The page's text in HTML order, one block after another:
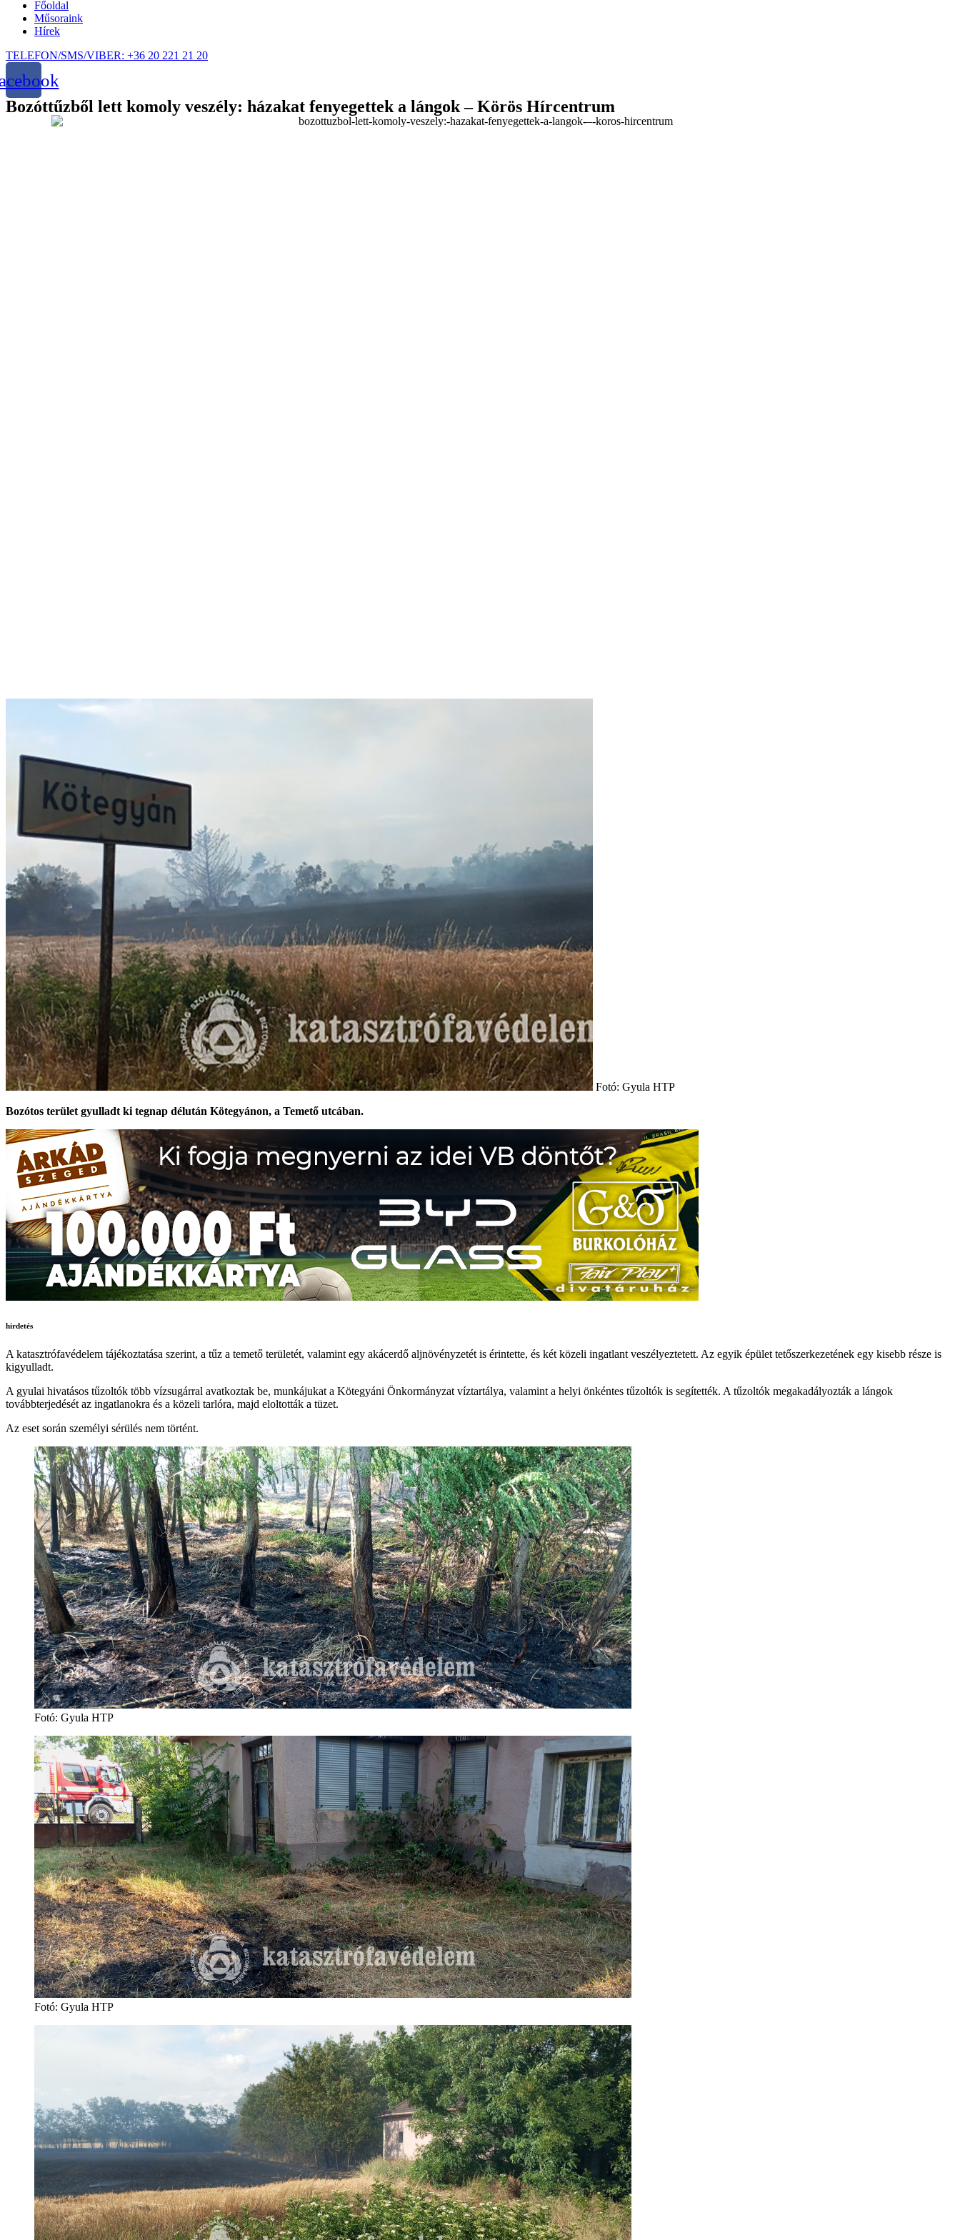
Főoldal
Műsoraink
Hírek
TELEFON/SMS/VIBER: +36 20 221 21 20
Bozóttűzből lett komoly veszély: házakat fenyegettek a lángok – Körös Hírcentrum
Fotó: Gyula HTP
Bozótos terület gyulladt ki tegnap délután Kötegyánon, a Temető utcában.
hirdetés
A katasztrófavédelem tájékoztatása szerint, a tűz a temető területét, valamint egy akácerdő aljnövényzetét is érintette, és két közeli ingatlant veszélyeztetett. Az egyik épület tetőszerkezetének egy kisebb része is
kigyulladt.
A gyulai hivatásos tűzoltók több vízsugárral avatkoztak be, munkájukat a Kötegyáni Önkormányzat víztartálya, valamint a helyi önkéntes tűzoltók is segítették. A tűzoltók megakadályozták a lángok
továbbterjedését az ingatlanokra és a közeli tarlóra, majd eloltották a tüzet.
Az eset során személyi sérülés nem történt.
Fotó: Gyula HTP
Fotó: Gyula HTP